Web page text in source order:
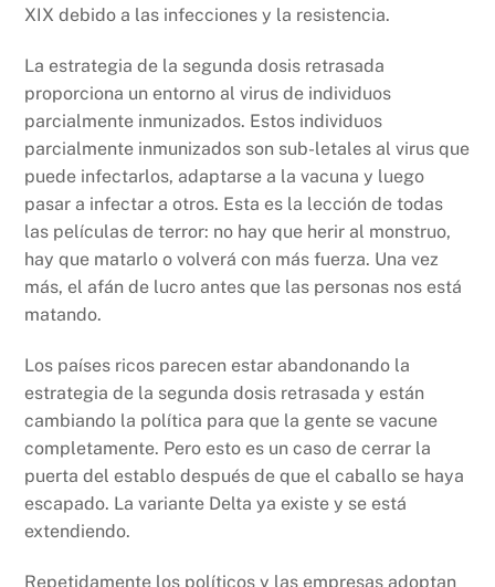
XIX debido a las infecciones y la resistencia.
La estrategia de la segunda dosis retrasada
proporciona un entorno al virus de individuos
parcialmente inmunizados. Estos individuos
parcialmente inmunizados son sub-letales al virus que
puede infectarlos, adaptarse a la vacuna y luego
pasar a infectar a otros. Esta es la lección de todas
las películas de terror: no hay que herir al monstruo,
hay que matarlo o volverá con más fuerza. Una vez
más, el afán de lucro antes que las personas nos está
matando.
Los países ricos parecen estar abandonando la
estrategia de la segunda dosis retrasada y están
cambiando la política para que la gente se vacune
completamente. Pero esto es un caso de cerrar la
puerta del establo después de que el caballo se haya
escapado. La variante Delta ya existe y se está
extendiendo.
Repetidamente los políticos y las empresas adoptan